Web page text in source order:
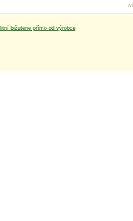
bižuterie přímo od výrobce